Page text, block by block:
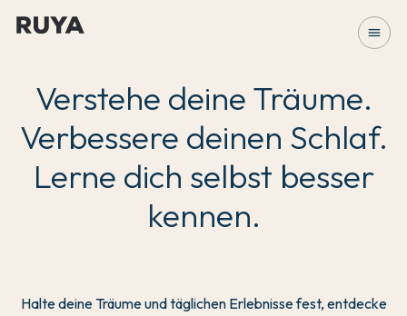
menu
Verstehe deine Träume.
Verbessere deinen Schlaf.
Lerne dich selbst besser
kennen.
Halte deine Träume und täglichen Erlebnisse fest, entdecke